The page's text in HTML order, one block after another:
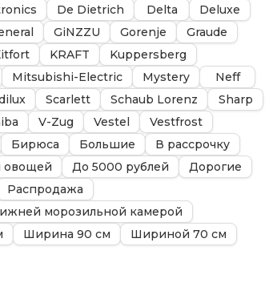
De Dietrich Delta
Deluxe
GiNZZU Gorenje
Graude
KRAFT
Kuppersberg
Mitsubishi-Electric Mystery
Neff
Scarlett Schaub Lorenz
Sharp
V-Zug Vestel
Vestfrost
Бирюса Большие
В рассрочку
овощей До 5000 рублей
Дорогие
Распродажа
морозильной камерой
Ширина 90 см
Шириной 70 см